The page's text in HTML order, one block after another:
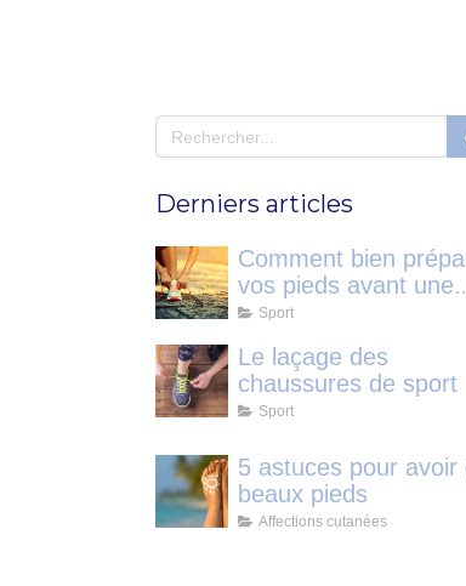
Derniers articles
Comment bien
vos pieds avant une
course?
Sport
Le laçage des
chaussures de sport
Sport
5 astuces pour avoir
beaux pieds
Affections cutanées